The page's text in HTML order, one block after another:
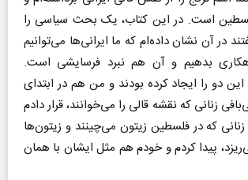
است. در این کتاب، یک بحث سیاسی را
در آن نشان داده‌ام که ما ایرانی‌ها می‌توانیم
بدهیم و آن هم نبرد فرسایشی است.
این دو را ایجاد کرده بودند و من هم در ابتدای
زنانی که نقشه قالی را می‌خوانند، قرار دادم
که در فلسطین زیتون می‌چینند و زیتون‌ها
پیدا کردم و خودم هم مثل ایشان با همان